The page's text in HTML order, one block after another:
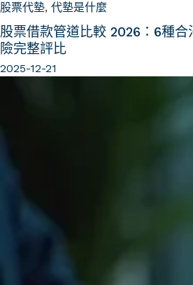
股票代墊, 代墊是什麼
股票借款管道比較 2026：6種
險完整評比
2025-12-21